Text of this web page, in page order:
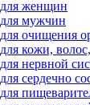
женщин
мужчин
очищения
кожи,
нервной
сердечно